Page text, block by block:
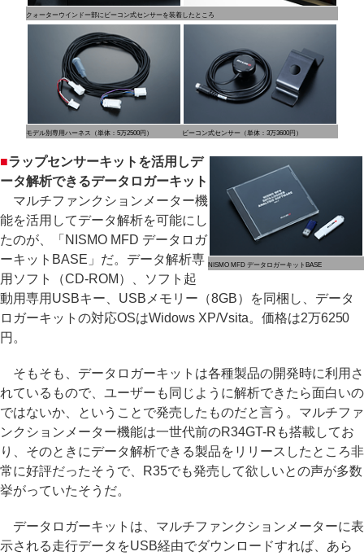
クォーターウインドー部にビーコン式センサーを装着したところ
モデル別専用ハーネス（単体：5万2500円） ビーコン式センサー（単体：3万3600円）
NISMO MFD データロガーキットBASE
■ラップセンサーキットを活用しデ
ータ解析できるデータロガーキット
マルチファンクションメーター機
能を活用してデータ解析を可能にし
たのが、「NISMO MFD データロガ
ーキットBASE」だ。データ解析専
用ソフト（CD-ROM）、ソフト起
動用専用USBキー、USBメモリー（8GB）を同梱し、データ
ロガーキットの対応OSはWidows XP/Vsita。価格は2万6250
円。
そもそも、データロガーキットは各種製品の開発時に利用さ
れているもので、ユーザーも同じように解析できたら面白いの
ではないか、ということで発売したものだと言う。マルチファ
ンクションメーター機能は一世代前のR34GT-Rも搭載してお
り、そのときにデータ解析できる製品をリリースしたところ非
常に好評だったそうで、R35でも発売して欲しいとの声が多数
挙がっていたそうだ。
データロガーキットは、マルチファンクションメーターに表
示される走行データをUSB経由でダウンロードすれば、あら